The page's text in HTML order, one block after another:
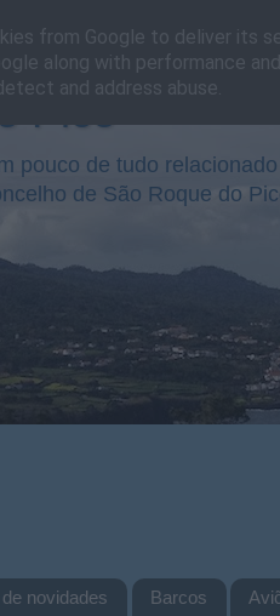
Pico
pouco de tudo
de São Roque do
novidades Barcos
from Google to deliver its
along with performance
and address abuse.